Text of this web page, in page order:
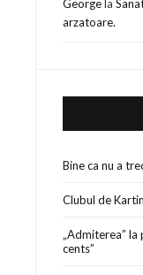
Georgela
arzatoare.
Bine ca nu a
Clubul de
„Admiterea”
cents”